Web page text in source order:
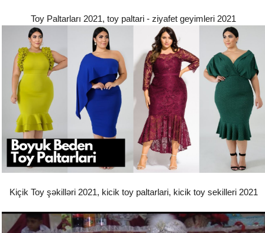
Toy Paltarları 2021, toy paltari - ziyafet geyimleri 2021
Kiçik Toy şəkilləri 2021, kicik toy paltarlari, kicik toy sekilleri 2021